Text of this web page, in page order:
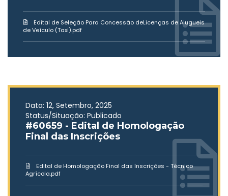
Edital de Seleção Para Concessão deLicenças de Alugueis
de Veículo (Taxi).pdf
Data: 12, Setembro, 2025
Status/Situação: Publicado
#60659 - Edital de Homologação
Final das Inscrições
Edital de Homologação Final das Inscrições - Técnico
Agrícola.pdf